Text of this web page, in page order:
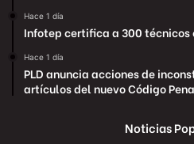
Hace 1 día
Infotep certifica a 300 técnicos
Hace 1 día
PLD anuncia acciones de
artículos del nuevo Código
Noticias